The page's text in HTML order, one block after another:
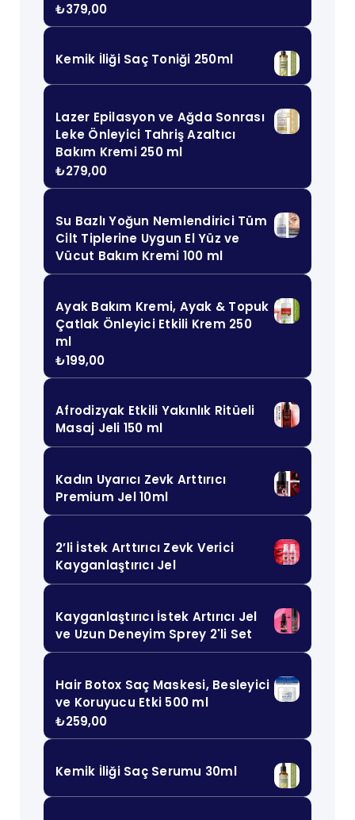
₺379,00
Kemik İliği Saç Toniği 250ml
Lazer Epilasyon ve Ağda Sonrası
Leke Önleyici Tahriş Azaltıcı
Bakım Kremi 250 ml
₺279,00
Su Bazlı Yoğun Nemlendirici Tüm
Cilt Tiplerine Uygun El Yüz ve
Vücut Bakım Kremi 100 ml
Ayak Bakım Kremi, Ayak & Topuk
Çatlak Önleyici Etkili Krem 250
ml
₺199,00
Afrodizyak Etkili Yakınlık Ritüeli
Masaj Jeli 150 ml
Kadın Uyarıcı Zevk Arttırıcı
Premium Jel 10ml
2’li İstek Arttırıcı Zevk Verici
Kayganlaştırıcı Jel
Kayganlaştırıcı İstek Artırıcı Jel
ve Uzun Deneyim Sprey 2'li Set
Hair Botox Saç Maskesi, Besleyici
ve Koruyucu Etki 500 ml
₺259,00
Kemik İliği Saç Serumu 30ml